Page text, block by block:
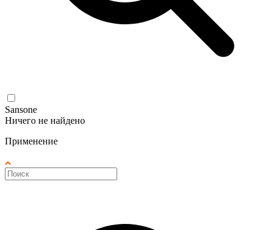
Sansone
Ничего не найдено
Применение